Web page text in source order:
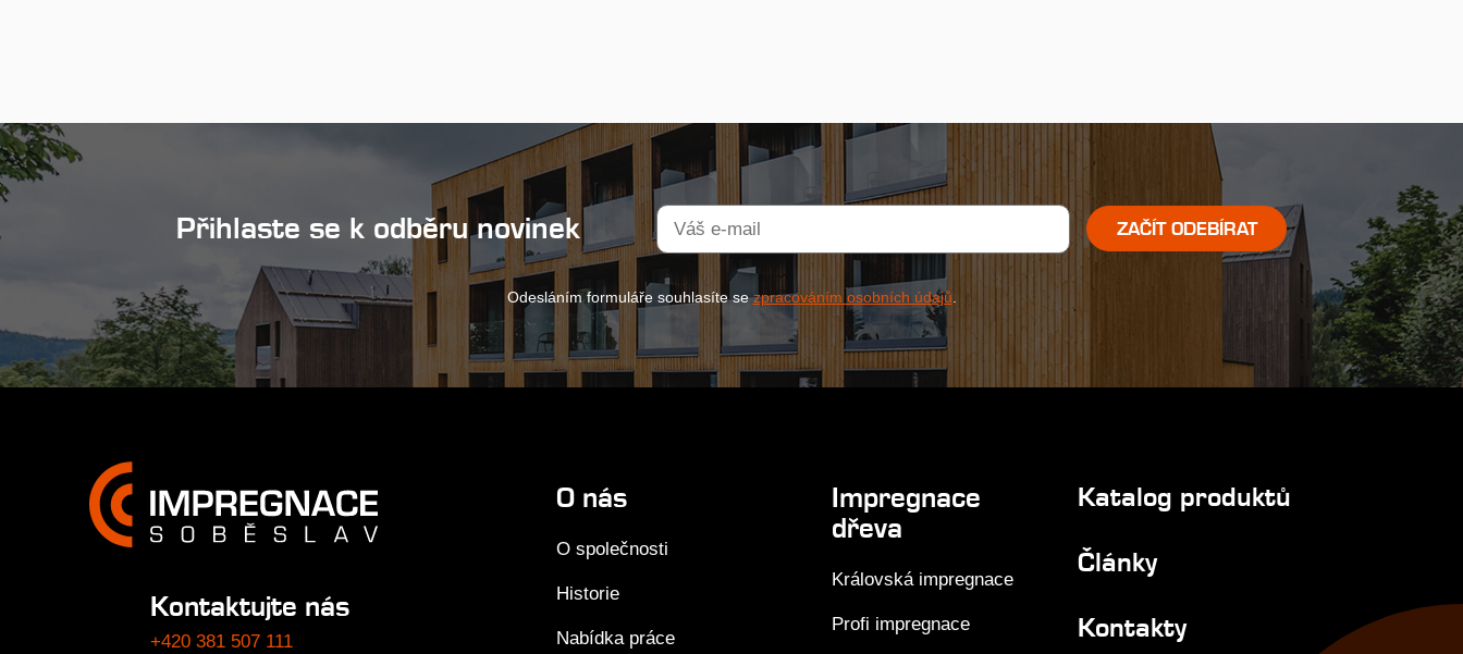
Přihlaste se k odběru novinek ZAČÍT ODEBÍRAT
Odesláním formuláře souhlasíte sezpracováním osobních údajů
Kontaktujte nás
+420 381 507 111
O nás
O společnosti
Historie
Nabídka práce
Impregnace
dřeva
Královská impregnace
Profi impregnace
Katalog produktů
Články
Kontakty